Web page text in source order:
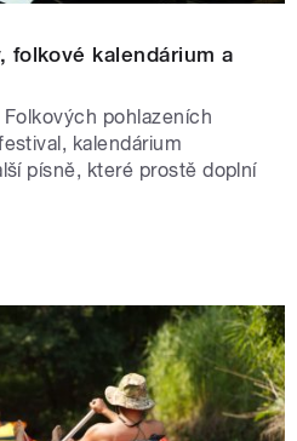
folkové kalendárium a
pohlazeních
kalendárium
písně, které prostě doplní